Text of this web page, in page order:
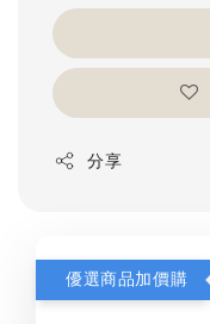
分享
優選商品加價購